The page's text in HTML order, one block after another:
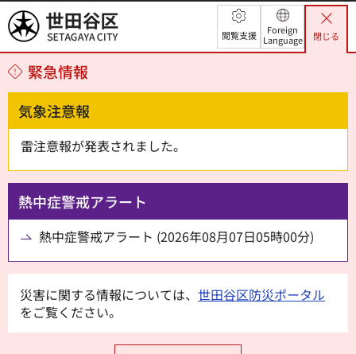
世田谷区 閲覧支援
Foreign
Language
閉じる
緊急情報
気象注意報
雷注意報が発表されました。
熱中症警戒アラート
熱中症警戒アラート (2026年08月07日05時00分)
災害に関する情報については、 世田谷区防災ポータル
をご覧ください。